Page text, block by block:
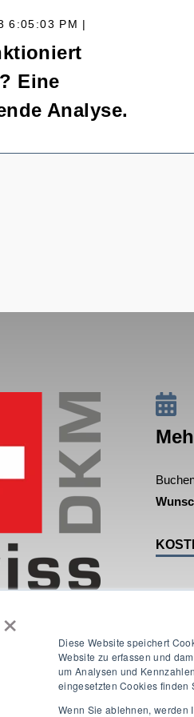
×
Diese Website speichert
Website zu erfassen und
um Analysen und
eingesetzten Cookies finden
Wenn Sie ablehnen, werden
6:05:03 PM |
Eine
Analyse.